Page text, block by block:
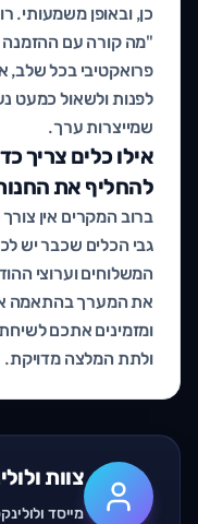
כן, ובאופן משמעותי.
"מה קורה עם ההזמנה
פרואקטיבי בכל שלב,
לפנות ולשאול כמעט
שמייצרות ערך.
אילו כלים צריך
להחליף את
ברוב המקרים אין
גבי הכלים שכבר יש
המשלוחים וערוצי
את המערך בהתאמה
ומזמינים אתכם
ולתת המלצה מדויקת.
צוות